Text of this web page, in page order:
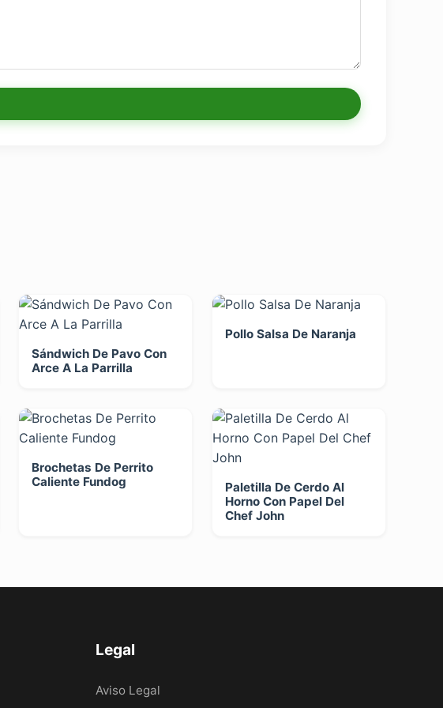
Sándwich De Pavo Con
Arce A La Parrilla
Pollo Salsa De Naranja
Brochetas De Perrito
Caliente Fundog
Paletilla De Cerdo Al
Horno Con Papel Del
Chef John
Legal
Aviso Legal